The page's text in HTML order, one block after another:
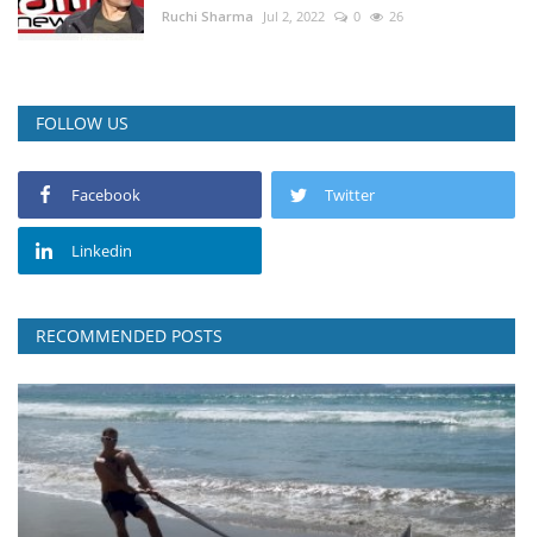
Ruchi Sharma Jul 2, 2022 0 26
FOLLOW US
Facebook Twitter
Linkedin
RECOMMENDED POSTS